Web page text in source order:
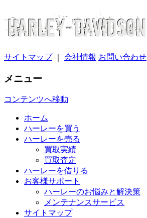
サイトマップ｜ 会社情報 お問い合わせ
メニュー
コンテンツへ移動
ホーム
ハーレーを買う
ハーレーを売る
買取実績
買取査定
ハーレーを借りる
お客様サポート
ハーレーのお悩みと解決策
メンテナンスサービス
サイトマップ